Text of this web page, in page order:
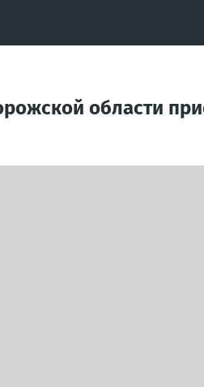
области